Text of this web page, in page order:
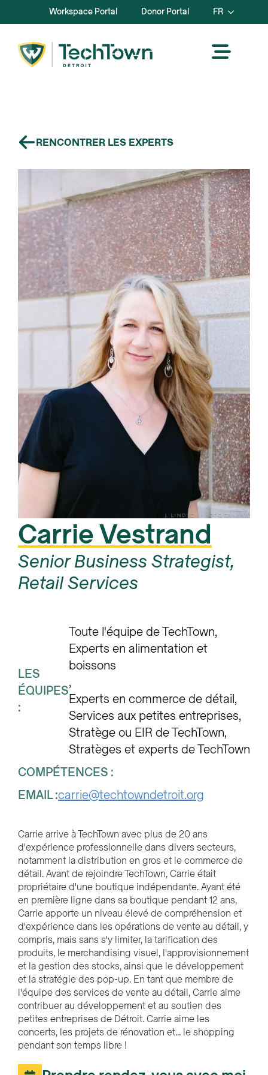
Workspace Portal Donor Portal FR
RENCONTRER LES EXPERTS
Carrie Vestrand
Senior Business Strategist,
Retail Services
LES
ÉQUIPES
:
Toute l'équipe de TechTown
Experts en alimentation et
boissons
Experts en commerce de détail
Services aux petites entreprises
Stratège ou EIR de TechTown
Stratèges et experts de TechTown
COMPÉTENCES :
EMAIL :carrie@techtowndetroit.org
Carrie arrive à TechTown avec plus de 20 ans
d'expérience professionnelle dans divers secteurs,
notamment la distribution en gros et le commerce de
détail. Avant de rejoindre TechTown, Carrie était
propriétaire d'une boutique indépendante. Ayant été
en première ligne dans sa boutique pendant 12 ans,
Carrie apporte un niveau élevé de compréhension et
d'expérience dans les opérations de vente au détail, y
compris, mais sans s'y limiter, la tarification des
produits, le merchandising visuel, l'approvisionnement
et la gestion des stocks, ainsi que le développement
et la stratégie des pop-up. En tant que membre de
l'équipe des services de vente au détail, Carrie aime
contribuer au développement et au soutien des
petites entreprises de Détroit. Carrie aime les
concerts, les projets de rénovation et... le shopping
pendant son temps libre !